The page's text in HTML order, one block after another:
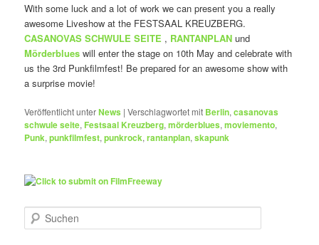
With some luck and a lot of work we can present you a really
awesome Liveshow at the FESTSAAL KREUZBERG.
CASANOVAS SCHWULE SEITE , RANTANPLAN und
Mörderblues will enter the stage on 10th May and celebrate with
us the 3rd Punkfilmfest! Be prepared for an awesome show with
a surprise movie!
Veröffentlicht unterNews |Verschlagwortet mit Berlin,casanovas
schwule seite, Festsaal Kreuzberg,mörderblues,moviemento,
Punk,punkfilmfest,punkrock,rantanplan,skapunk
u